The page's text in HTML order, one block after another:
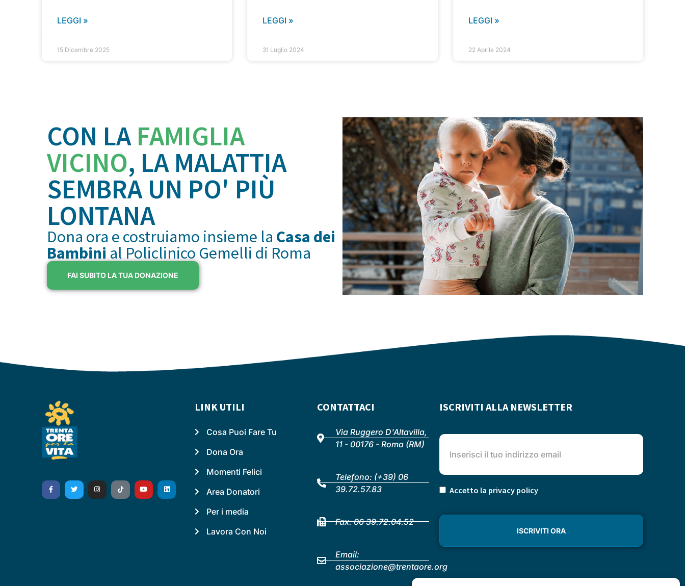
LEGGI »
15 Dicembre 2025
LEGGI »
31 Luglio 2024
LEGGI »
22 Aprile 2024
CON LA FAMIGLIA
VICINO, LA MALATTIA
SEMBRA UN PO' PIÙ
LONTANA
Dona ora e costruiamo insieme la Casa dei
Bambini al Policlinico Gemelli di Roma
FAI SUBITO LA TUA DONAZIONE
LINK UTILI
Cosa Puoi Fare Tu
Dona Ora
Momenti Felici
Area Donatori
Per i media
Lavora Con Noi
CONTATTACI
Via Ruggero D'Altavilla,
11 - 00176 - Roma (RM)
Telefono: (+39) 06
39.72.57.83
Fax: 06 39.72.04.52
Email:
associazione@trentaore.org
ISCRIVITI ALLA NEWSLETTER
Accetto la privacy policy